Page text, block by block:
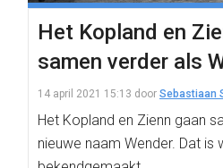
Het Kopland en
samen verder als
14 april 2021 15:13 door Sebastiaan
Het Kopland en Zienn gaan
nieuwe naam Wender. Dat is